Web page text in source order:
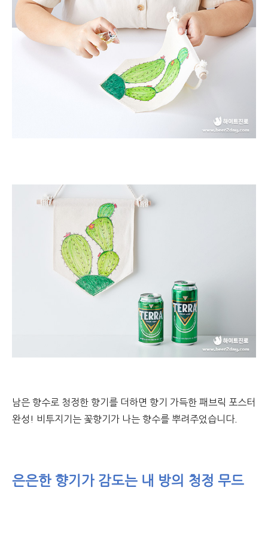
남은 향수로 청정한 향기를 더하면 향기 가득한 패브릭 포스터
완성! 비투지기는 꽃향기가 나는 향수를 뿌려주었습니다.
은은한 향기가 감도는 내 방의 청정 무드